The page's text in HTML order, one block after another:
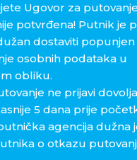
Ugovor za
potvrđena! Putnik je
dostaviti
osobnih podataka u
obliku.
ne prijavi
5 dana prije
agencija dužna
o otkazu